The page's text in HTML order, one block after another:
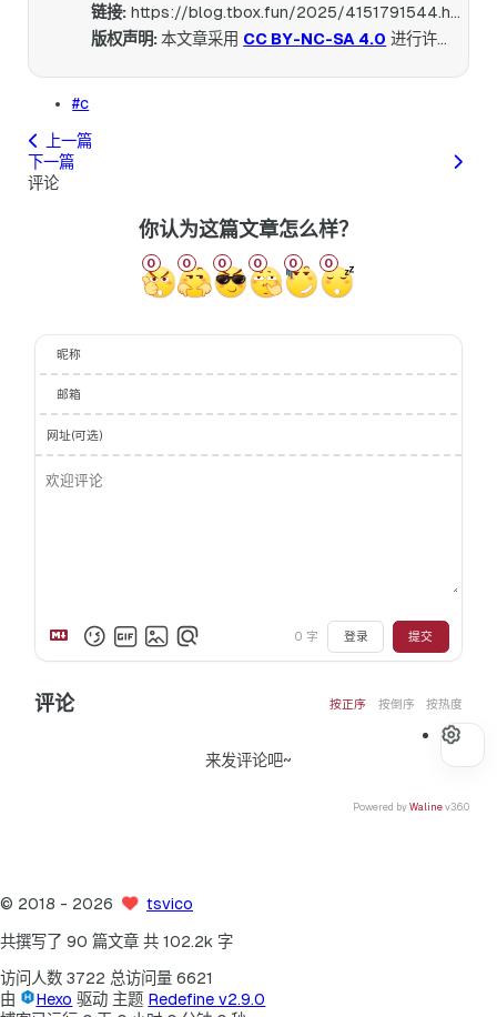
链接: https://blog.tbox.fun/2025/4151791544.html
版权声明:本文章采用 CC BY-NC-SA 4.0 进行许可。
#c
上一篇
下一篇
评论
你认为这篇文章怎么样？
0 0 0 0 0 0
昵称
邮箱
网址(可选)
0 字 登录 提交
评论 按正序 按倒序 按热度
来发评论吧~
Powered by Walinev3.6.0
© 2018 - 2026 tsvico
共撰写了 90 篇文章 共 102.2k 字
访问人数 3722 总访问量 6621
由
Hexo 驱动 主题 Redefine v2.9.0